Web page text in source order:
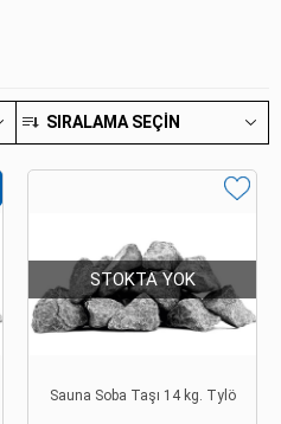
SIRALAMA SEÇIN
STOKTA YOK
Sauna Soba Taşı 14 kg. Tylö